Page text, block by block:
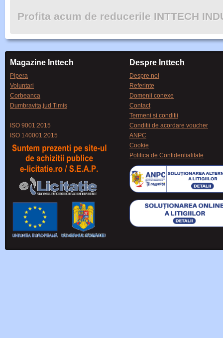
Profita acum de reducerile INTTECH
Magazine Inttech
Pipera
Voluntari
Corbeanca
Dumbravita,jud Timis
ISO 9001:2015
ISO 140001:2015
Despre Inttech
Despre noi
Referinte
Domenii conexe
Contact
Termeni si conditii
Conditii de acordare voucher
ANPC
Cookie
Politica de Confidentialitate